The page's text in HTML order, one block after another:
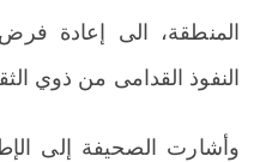
المنطقة، الى إعادة
النفوذ القدامى من ذوي
وأشارت الصحيفة إلى